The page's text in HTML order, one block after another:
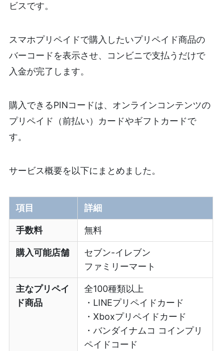
ビスです。
スマホプリペイドで購入したいプリペイド商品の
バーコードを表示させ、コンビニで支払うだけで
入金が完了します。
購入できるPINコードは、オンラインコンテンツの
プリペイド（前払い）カードやギフトカードで
す。
サービス概要を以下にまとめました。
項目 詳細
手数料 無料
購入可能店舗
セブン-イレブン
ファミリーマート
主なプリペイ
ド商品
全100種類以上
・LINEプリペイドカード
・Xboxプリペイドカード
・バンダイナムコ コインプリ
ペイドコード